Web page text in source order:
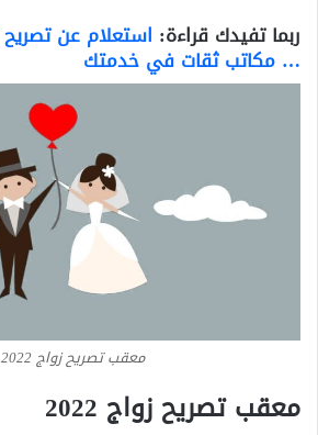
ربما تفيدك قراءة: استعلام عن تصريح
… مكاتب ثقات في خدمتك
معقب تصريح زواج 2022
معقب تصريح زواج 2022